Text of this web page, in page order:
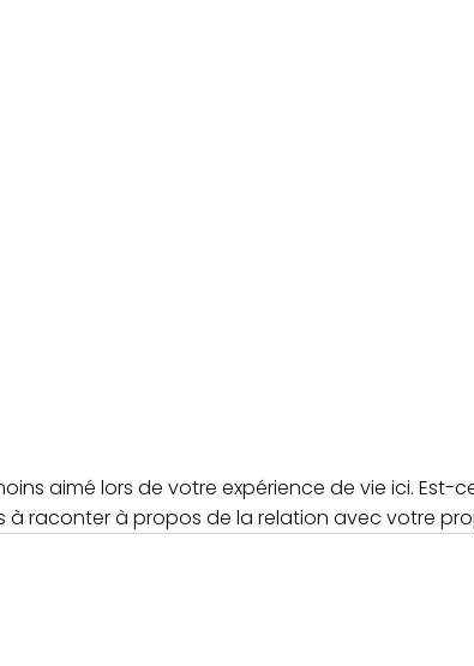
aimé lors de votre expérience de vie ici.
à raconter à propos de la relation avec votre